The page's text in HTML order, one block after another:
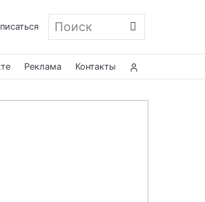
Поиск
Реклама Контакты